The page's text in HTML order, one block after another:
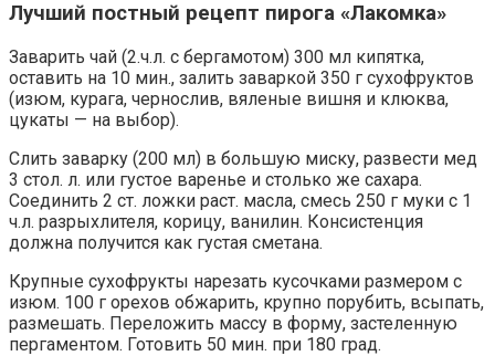
Лучший постный рецепт пирога «Лакомка»
Заварить чай (2.ч.л. с бергамотом) 300 мл кипятка,
оставить на 10 мин., залить заваркой 350 г сухофруктов
(изюм, курага, чернослив, вяленые вишня и клюква,
цукаты — на выбор).
Слить заварку (200 мл) в большую миску, развести мед
3 стол. л. или густое варенье и столько же сахара.
Соединить 2 ст. ложки раст. масла, смесь 250 г муки с 1
ч.л. разрыхлителя, корицу, ванилин. Консистенция
должна получится как густая сметана.
Крупные сухофрукты нарезать кусочками размером с
изюм. 100 г орехов обжарить, крупно порубить, всыпать,
размешать. Переложить массу в форму, застеленную
пергаментом. Готовить 50 мин. при 180 град.